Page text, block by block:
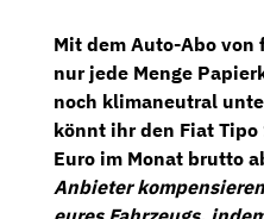
Mit dem Auto-Abo von
nur jede Menge
noch klimaneutral
könnt ihr den Fiat Tipo
Euro im Monat brutto
Anbieter